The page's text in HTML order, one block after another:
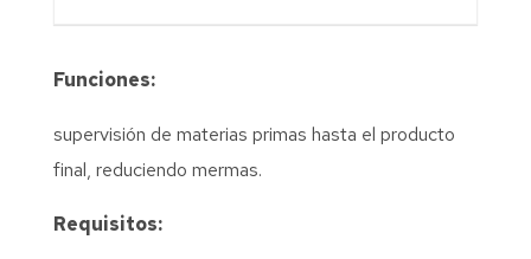
Funciones:
supervisión de materias primas hasta el producto
final, reduciendo mermas.
Requisitos: